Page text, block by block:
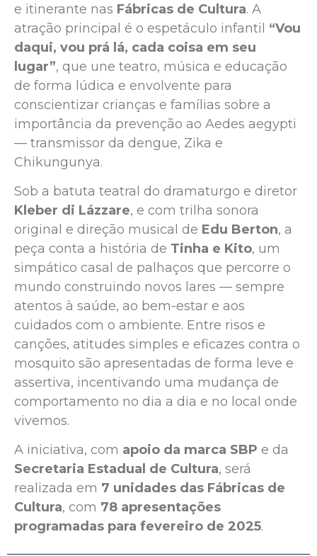
e itinerante nas Fábricas de Cultura. A
atração principal é o espetáculo infantil “Vou
daqui, vou prá lá, cada coisa em seu
lugar”, que une teatro, música e educação
de forma lúdica e envolvente para
conscientizar crianças e famílias sobre a
importância da prevenção ao Aedes aegypti
— transmissor da dengue, Zika e
Chikungunya.
Sob a batuta teatral do dramaturgo e diretor
Kleber di Lázzare, e com trilha sonora
original e direção musical de Edu Berton, a
peça conta a história de Tinha e Kito, um
simpático casal de palhaços que percorre o
mundo construindo novos lares — sempre
atentos à saúde, ao bem-estar e aos
cuidados com o ambiente. Entre risos e
canções, atitudes simples e eficazes contra o
mosquito são apresentadas de forma leve e
assertiva, incentivando uma mudança de
comportamento no dia a dia e no local onde
vivemos.
A iniciativa, com apoio da marca SBP e da
Secretaria Estadual de Cultura, será
realizada em 7 unidades das Fábricas de
Cultura, com 78 apresentações
programadas para fevereiro de 2025.